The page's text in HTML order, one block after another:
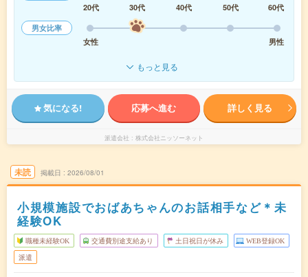
20代
30代 40代 50代
60代
男女比率
女性
男性
もっと見る
気になる! 応募へ進む 詳しく見る
派遣会社 株式会社ニッソーネット
未読 掲載日 2026/08/01
小規模施設でおばあちゃんのお話相手など＊未
経験OK
職種未経験OK 交通費別途支給あり 土日祝日が休み WEB登録OK
派遣